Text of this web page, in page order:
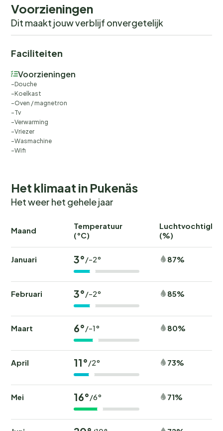
Voorzieningen
Dit maakt jouw verblijf onvergetelijk
Faciliteiten
Voorzieningen
Douche
Koelkast
Oven / magnetron
Tv
Verwarming
Vriezer
Wasmachine
Wifi
Het klimaat in Pukenäs
Het weer het gehele jaar
Maand
Temperatuur
(°C)
(%)
Januari 3°/-2° 87%
Februari 3°/-2° 85%
Maart 6°/-1° 80%
April 11°/2° 73%
Mei 16°/6° 71%